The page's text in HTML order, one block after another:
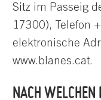
Sitz im Passeig
17300), Telefon
elektronische
www.blanes.cat.
NACH